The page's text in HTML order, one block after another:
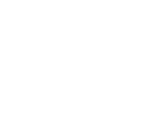
уплотнение.
сечения и четырьмя
чугунный фланец,
фланец на вал 30